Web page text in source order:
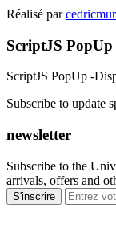
Réalisé par
ScriptJS
ScriptJS PopUp -
Subscribe to update
newsletter
Subscribe to the
arrivals, offers and
S'inscrire